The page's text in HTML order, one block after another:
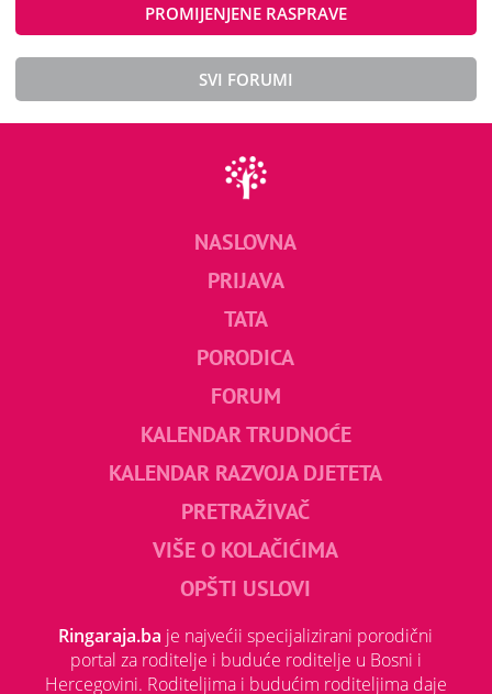
PROMIJENJENE RASPRAVE
SVI FORUMI
NASLOVNA
PRIJAVA
TATA
PORODICA
FORUM
KALENDAR TRUDNOĆE
KALENDAR RAZVOJA DJETETA
PRETRAŽIVAČ
VIŠE O KOLAČIĆIMA
OPŠTI USLOVI
Ringaraja.ba je najvećii specijalizirani porodični
portal za roditelje i buduće roditelje u Bosni i
Hercegovini. Roditeljima i budućim roditeljima daje